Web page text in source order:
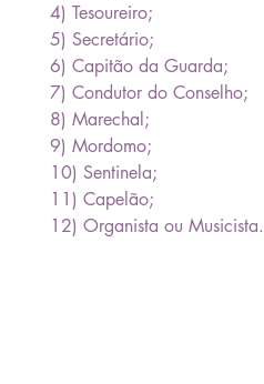
4) Tesoureiro;
5) Secretário;
6) Capitão da Guarda;
7) Condutor do Conselho;
8) Marechal;
9) Mordomo;
10) Sentinela;
11) Capelão;
12) Organista ou Musicista.